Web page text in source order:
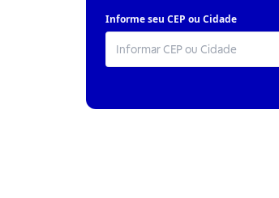
Informe seu CEP ou Cidade